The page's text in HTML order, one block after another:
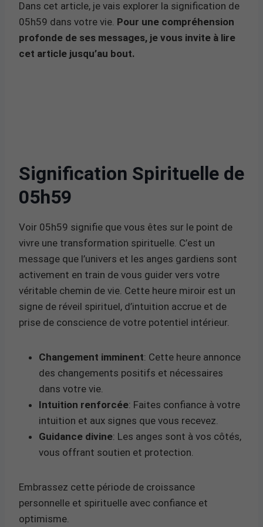
Dans cet article, je vais explorer la signification de
05h59 dans votre vie. Pour une compréhension
profonde de ses messages, je vous invite à lire
cet article jusqu’au bout.
Signification Spirituelle de
05h59
Voir 05h59 signifie que vous êtes sur le point de
vivre une transformation spirituelle. C’est un
message que l’univers et les anges gardiens sont
activement en train de vous guider vers votre
véritable chemin de vie. Cette heure miroir est un
signe de réveil spirituel, d’intuition accrue et de
prise de conscience de votre potentiel intérieur.
Changement imminent: Cette heure annonce
des changements positifs et nécessaires
dans votre vie.
Intuition renforcée: Faites confiance à votre
intuition et aux signes que vous recevez.
Guidance divine: Les anges sont à vos côtés,
vous offrant soutien et protection.
Embrassez cette période de croissance
personnelle et spirituelle avec confiance et
optimisme.